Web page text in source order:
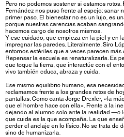
Pero no podemos sostener si estamos
Fernández nos puso frente al espejo: sanar
primer paso. El bienestar no es un lujo, es
porque nuestras carencias acaban
hacemos cargo de nosotros mismos.
Y ese cuidado, que empieza en la piel y en
impregnar las paredes. Literalmente. Siro
entornos estériles que a veces parecen
Repensar la escuela es renaturalizarla. Es
que toque la tierra, que interactúe con el
vivo también educa, abraza y cuida.
Ese mismo equilibrio humano, esa
reclamamos frente a los grandes retos de
pantallas. Como canta Jorge Drexler, «la
que el hombre hace con ella». Frente a la
dejando al alumno solo ante la realidad —o
que cuida es la que acompaña. La que
perder el anclaje en lo físico. No se trata de
sino de humanizarla.